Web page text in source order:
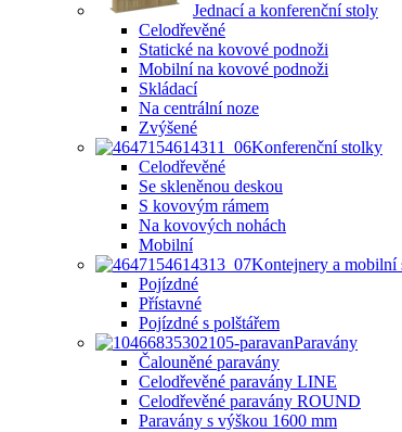
Jednací a konferenční stoly
Celodřevěné
Statické na kovové podnoži
Mobilní na kovové podnoži
Skládací
Na centrální noze
Zvýšené
Konferenční stolky
Celodřevěné
Se skleněnou deskou
S kovovým rámem
Na kovových nohách
Mobilní
Kontejnery a mobilní
Pojízdné
Přístavné
Pojízdné s polštářem
Paravány
Čalouněné paravány
Celodřevěné paravány LINE
Celodřevěné paravány ROUND
Paravány s výškou 1600 mm